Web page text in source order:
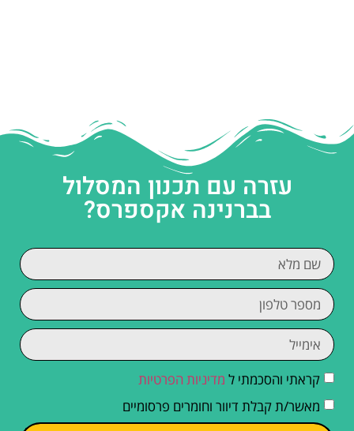
עזרה עם תכנון המסלול
בברנינה אקספרס?
קראתי והסכמתי ל מדיניות הפרטיות
מאשר/ת קבלת דיוור וחומרים פרסומיים